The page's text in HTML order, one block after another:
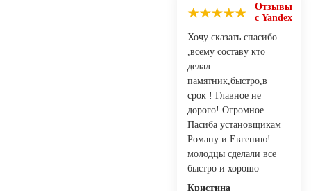
Отзывы
с Yandex
Хочу сказать спасибо
,всему составу кто
делал
памятник,быстро,в
срок ! Главное не
дорого! Огромное.
Пасиба установщикам
Роману и Евгению!
молодцы сделали все
быстро и хорошо
Кристина